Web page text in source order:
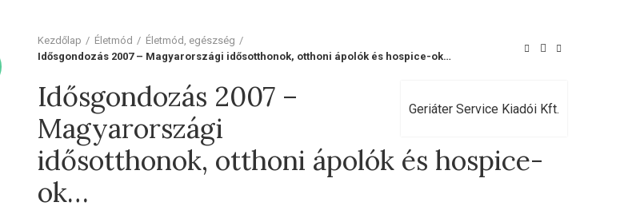
Kezdőlap
Életmód
Életmód, egészség
Idősgondozás 2007 – Magyarországi idősotthonok, otthoni ápolók és hospice-ok…
Geriáter Service Kiadói Kft.
Idősgondozás 2007 –
Magyarországi
idősotthonok, otthoni ápolók és hospice-
ok…